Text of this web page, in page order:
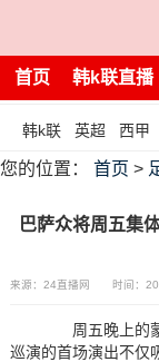
首页 韩k联直播
韩k联 英超 西甲
您的位置： 首页 >
巴萨众将周五集
来源：24直播网 时间：
周五晚上的蒙
巡演的首场演出不